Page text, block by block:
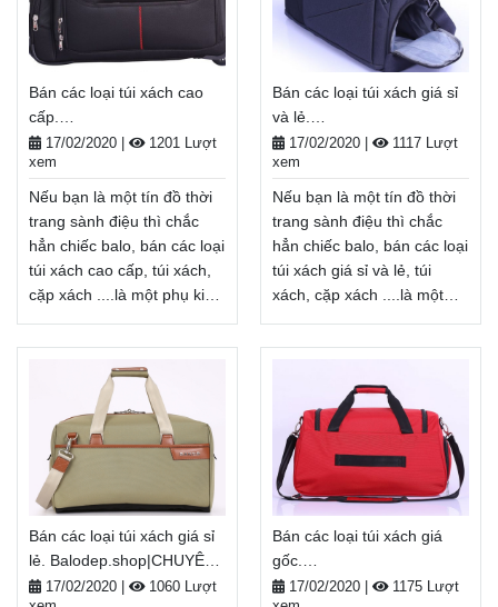
một phụ kiện thời trang
giúp tôn lên cá tính, gu
thẩm mĩ của mỗi người.
Balodep.shop|Chuyên bán
các loại túi xách hcm, Balo-
Túi xách. Giao hàng toàn
quốc, Miễn phí đổi trả
hàng, thanh toán tiền khi
nhận hàng Xem thêm
một phụ kiện thời trang
giúp tôn lên cá tính, gu
thẩm mĩ của mỗi người.
Balodep.shop|Chuyên bán
các loại túi xách hàng
hiệu, Balo-Túi xách. Giao
hàng toàn quốc, Miễn phí
đổi trả hàng, thanh toán
tiền khi nhận hàng
Xem thêm
Bán các loại túi xách cao
cấp.
Balodep.shop|CHUYÊN
BALO-TÚI XÁCH–VALI ĐẸP
17/02/2020
1201 Lượt
xem
Nếu bạn là một tín đồ thời
trang sành điệu thì chắc
hẳn chiếc balo, bán các loại
túi xách cao cấp, túi xách,
cặp xách ....là một phụ kiện
loại túi xách cao cấp không
chỉ là một vật dụng cần
thiết để mang
theo giày, bảo quản đồ
dùng cá nhân... mà còn là
một phụ kiện thời trang
giúp tôn lên cá tính, gu
thẩm mĩ của mỗi người.
Balodep.shop|Chuyên bán
các loại túi xách cao
cấp, Balo-Túi xách. Giao
Bán các loại túi xách giá sỉ
và lẻ.
Balodep.shop|CHUYÊN
BALO-TÚI XÁCH–VALI ĐẸP
17/02/2020
1117 Lượt
xem
Nếu bạn là một tín đồ thời
trang sành điệu thì chắc
hẳn chiếc balo, bán các loại
túi xách giá sỉ và lẻ, túi
xách, cặp xách ....là một
bán các loại túi xách giá sỉ
dụng cần thiết để mang
theo giày, bảo quản đồ
dùng cá nhân... mà còn là
một phụ kiện thời trang
giúp tôn lên cá tính, thẩm
mĩ của mỗi người.
Balodep.shop|Chuyên bán
các loại túi xách giá sỉ và
lẻ, Balo-Túi xách. Giao
Bán các loại túi xách giá sỉ
lẻ. Balodep.shop|CHUYÊN
BALO-TÚI XÁCH–VALI ĐẸP
17/02/2020
1060 Lượt
Bán các loại túi xách giá
gốc.
Balodep.shop|CHUYÊN
17/02/2020
1175 Lượt